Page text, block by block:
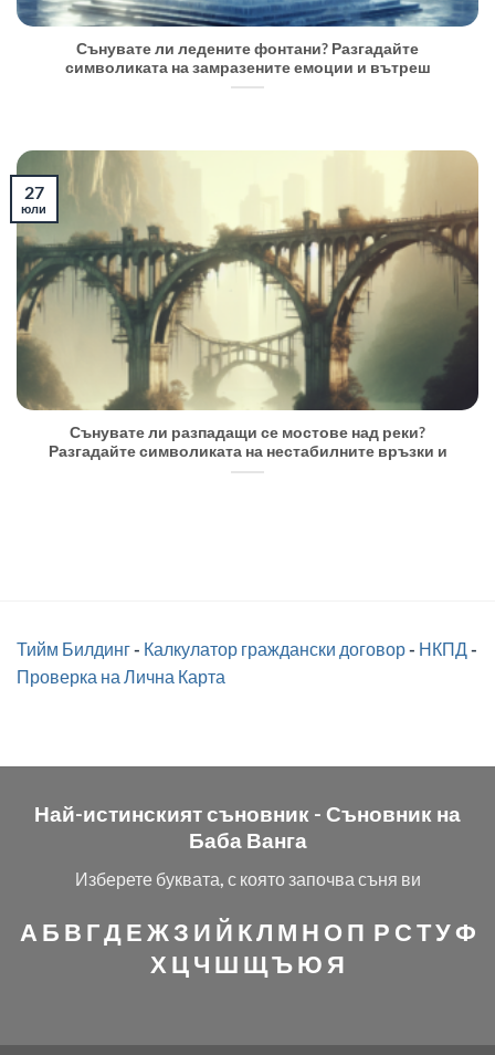
Сънувате ли ледените фонтани? Разгадайте
символиката на замразените емоции и вътреш
Сънувате ли разпадащи се мостове над реки?
Разгадайте символиката на нестабилните връзки и
27
юли
Тийм Билдинг- Калкулатор граждански договор- НКПД-
Проверка на Лична Карта
Най-истинският съновник - Съновник на
Баба Ванга
Изберете буквата, с която започва съня ви
А Б В ГДЕЖЗ И Й КЛ М Н О П Р СТУФ
Х ЦЧ Ш ЩЪЮ Я